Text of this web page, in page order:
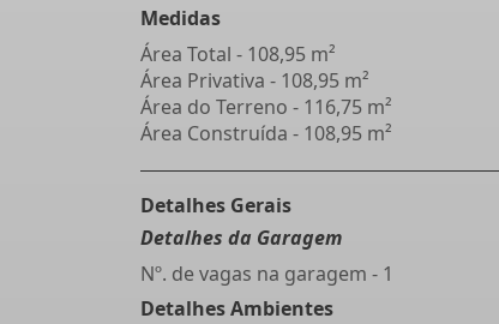
Medidas
Área Total - 108,95 m²
Área Privativa - 108,95 m²
Área do Terreno - 116,75 m²
Área Construída - 108,95 m²
Detalhes Gerais
Detalhes da Garagem
Nº. de vagas na garagem - 1
Detalhes Ambientes